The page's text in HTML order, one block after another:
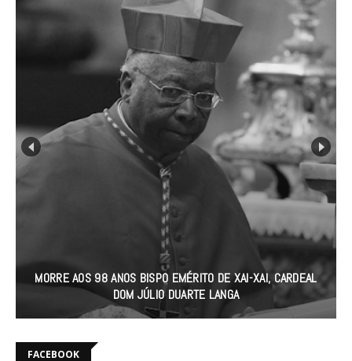
GOVERNO DO JAPÃO APOIA PRM E SERNIC COM 28 NOVAS
VIATURAS PARA REFORÇAR A SEGURANÇA EM CABO
DELGADO
FACEBOOK